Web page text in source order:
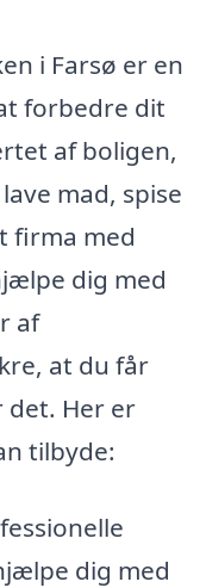
i Farsø er en
forbedre dit
af boligen,
mad, spise
firma med
dig med
af
at du får
Her er
tilbyde:
dig med